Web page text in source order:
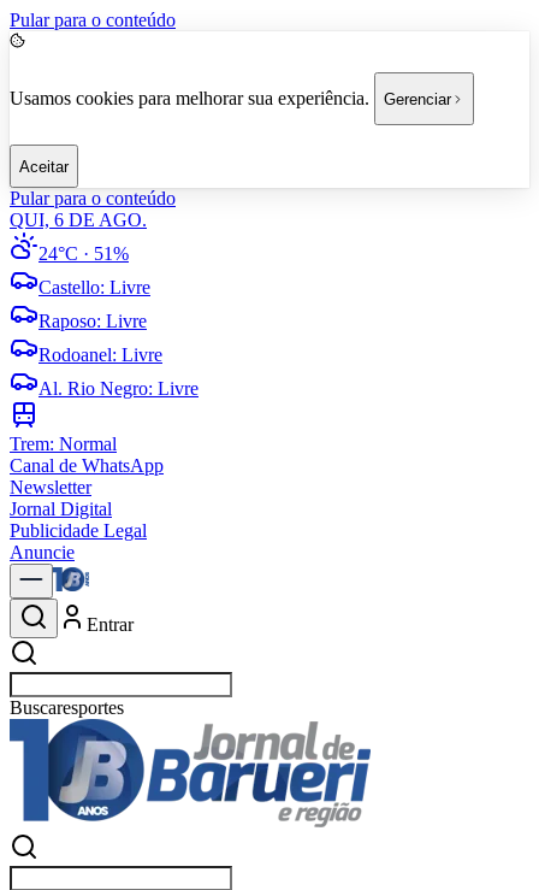
Pular para o conteúdo
Usamos cookies para melhorar sua experiência. Gerenciar
Aceitar
Pular para o conteúdo
QUI, 6 DE AGO.
24°C · 51%
Castello: Livre
Raposo: Livre
Rodoanel: Livre
Al. Rio Negro: Livre
Trem: Normal
Canal de WhatsApp
Newsletter
Jornal Digital
Publicidade Legal
Anuncie
Entrar
Buscarpolítica